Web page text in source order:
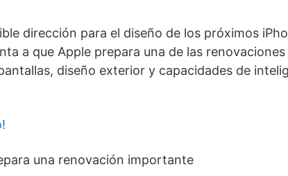
dirección para el diseño de los próximos
a que Apple prepara una de las renovaciones
diseño exterior y capacidades de
una renovación importante